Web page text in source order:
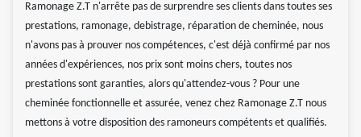
Ramonage Z.T n'arrête pas de surprendre ses clients dans toutes ses
prestations, ramonage, debistrage, réparation de cheminée, nous
n'avons pas à prouver nos compétences, c'est déjà confirmé par nos
années d'expériences, nos prix sont moins chers, toutes nos
prestations sont garanties, alors qu'attendez-vous ? Pour une
cheminée fonctionnelle et assurée, venez chez Ramonage Z.T nous
mettons à votre disposition des ramoneurs compétents et qualifiés.